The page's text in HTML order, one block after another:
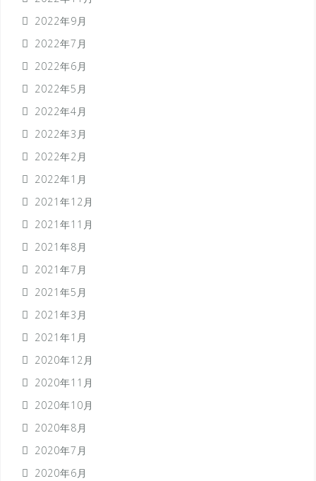
2022年9月
2022年7月
2022年6月
2022年5月
2022年4月
2022年3月
2022年2月
2022年1月
2021年12月
2021年11月
2021年8月
2021年7月
2021年5月
2021年3月
2021年1月
2020年12月
2020年11月
2020年10月
2020年8月
2020年7月
2020年6月